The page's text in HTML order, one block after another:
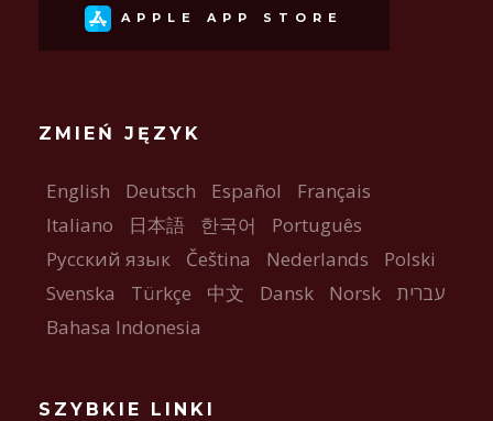
APPLE APP STORE
ZMIEŃ JĘZYK
English Deutsch Español
Français
Italiano
日本語 한국어
Português
Русский язык
Čeština Nederlands
Polski
Svenska
Türkçe 中文 Dansk Norsk
עברית
Bahasa Indonesia
SZYBKIE LINKI